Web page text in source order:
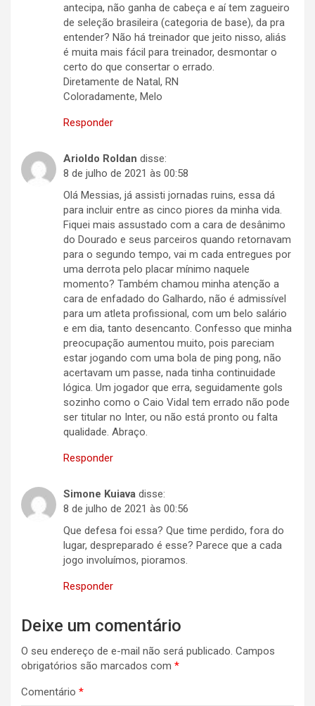
antecipa, não ganha de cabeça e aí tem zagueiro
de seleção brasileira (categoria de base), da pra
entender? Não há treinador que jeito nisso, aliás
é muita mais fácil para treinador, desmontar o
certo do que consertar o errado.
Diretamente de Natal, RN
Coloradamente, Melo
Responder
Arioldo Roldan disse:
8 de julho de 2021 às 00:58
Olá Messias, já assisti jornadas ruins, essa dá
para incluir entre as cinco piores da minha vida.
Fiquei mais assustado com a cara de desânimo
do Dourado e seus parceiros quando retornavam
para o segundo tempo, vai m cada entregues por
uma derrota pelo placar mínimo naquele
momento? Também chamou minha atenção a
cara de enfadado do Galhardo, não é admissível
para um atleta profissional, com um belo salário
e em dia, tanto desencanto. Confesso que minha
preocupação aumentou muito, pois pareciam
estar jogando com uma bola de ping pong, não
acertavam um passe, nada tinha continuidade
lógica. Um jogador que erra, seguidamente gols
sozinho como o Caio Vidal tem errado não pode
ser titular no Inter, ou não está pronto ou falta
qualidade. Abraço.
Responder
Simone Kuiava disse:
8 de julho de 2021 às 00:56
Que defesa foi essa? Que time perdido, fora do
lugar, despreparado é esse? Parece que a cada
jogo involuímos, pioramos.
Responder
Deixe um comentário
O seu endereço de e-mail não será publicado. Campos
obrigatórios são marcados com *
Comentário *